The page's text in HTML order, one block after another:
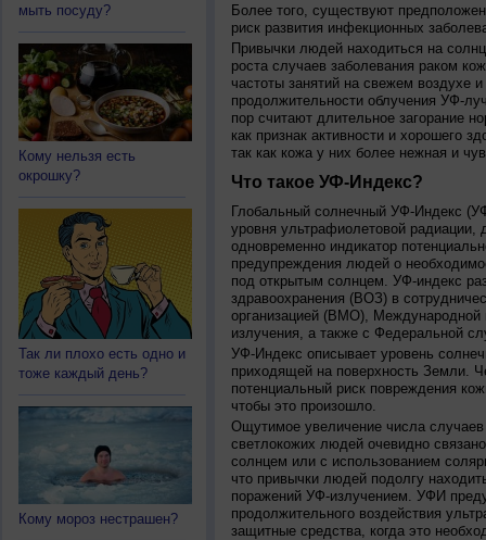
мыть посуду?
Кому нельзя есть
окрошку?
Так ли плохо есть одно и
тоже каждый день?
Кому мороз нестрашен?
Более того, существуют
риск развития инфекционных
Привычки людей находиться на
роста случаев заболевания раком
частоты занятий на свежем воздухе
продолжительности облучения УФ-
пор считают длительное загорание
как признак активности и хорошего
так как кожа у них более нежная и
Что такое УФ-Индекс?
Глобальный солнечный УФ-Индекс
уровня ультрафиолетовой
одновременно индикатор
предупреждения людей о
под открытым солнцем. УФ-индекс
здравоохранения (ВОЗ) в
организацией (ВМО), Международной
излучения, а также с Федеральной
УФ-Индекс описывает уровень
приходящей на поверхность Земли.
потенциальный риск повреждения
чтобы это произошло.
Ощутимое увеличение числа
светлокожих людей очевидно
солнцем или с использованием
что привычки людей подолгу
поражений УФ-излучением. УФИ
продолжительного воздействия
защитные средства, когда это